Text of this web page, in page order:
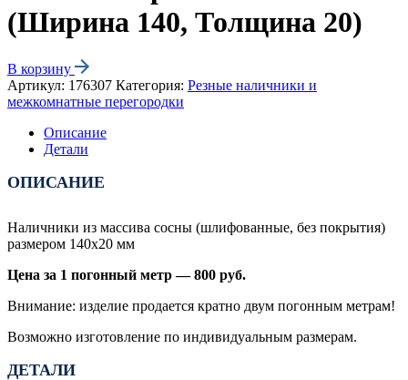
(Ширина 140, Толщина 20)
В корзину
Артикул: 176307 Категория: Резные наличники и
межкомнатные перегородки
Описание
Детали
ОПИСАНИЕ
Наличники из массива сосны (шлифованные, без покрытия)
размером 140х20 мм
Цена за 1 погонный метр — 800 руб.
Внимание: изделие продается кратно двум погонным метрам!
Возможно изготовление по индивидуальным размерам.
ДЕТАЛИ